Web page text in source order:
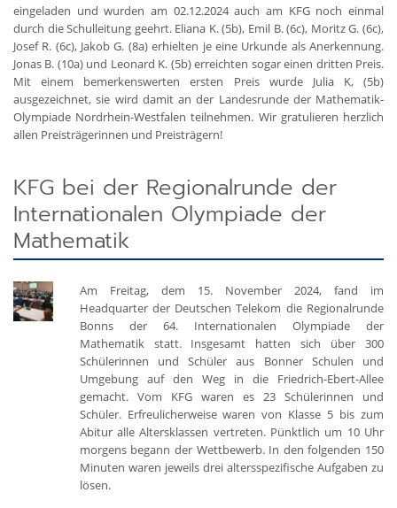
eingeladen und wurden am 02.12.2024 auch am KFG noch einmal
durch die Schulleitung geehrt. Eliana K. (5b), Emil B. (6c), Moritz G. (6c),
Josef R. (6c), Jakob G. (8a) erhielten je eine Urkunde als Anerkennung.
Jonas B. (10a) und Leonard K. (5b) erreichten sogar einen dritten Preis.
Mit einem bemerkenswerten ersten Preis wurde Julia K, (5b)
ausgezeichnet, sie wird damit an der Landesrunde der Mathematik-
Olympiade Nordrhein-Westfalen teilnehmen. Wir gratulieren herzlich
allen Preisträgerinnen und Preisträgern!
KFG bei der Regionalrunde der
Internationalen Olympiade der
Mathematik
Am Freitag, dem 15. November 2024, fand im
Headquarter der Deutschen Telekom die Regionalrunde
Bonns der 64. Internationalen Olympiade der
Mathematik statt. Insgesamt hatten sich über 300
Schülerinnen und Schüler aus Bonner Schulen und
Umgebung auf den Weg in die Friedrich-Ebert-Allee
gemacht. Vom KFG waren es 23 Schülerinnen und
Schüler. Erfreulicherweise waren von Klasse 5 bis zum
Abitur alle Altersklassen vertreten. Pünktlich um 10 Uhr
morgens begann der Wettbewerb. In den folgenden 150
Minuten waren jeweils drei altersspezifische Aufgaben zu
lösen.